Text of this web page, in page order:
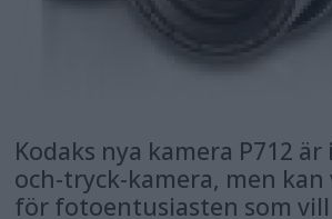
Kodaks nya kamera P712
och-tryck-kamera, men
för fotoentusiasten som vill